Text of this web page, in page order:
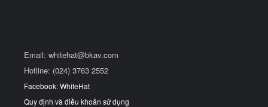
Email: whitehat@bkav.com
Hotline: (024) 3763 2552
Facebook: WhiteHat
Quy định và điều khoản sử dụng